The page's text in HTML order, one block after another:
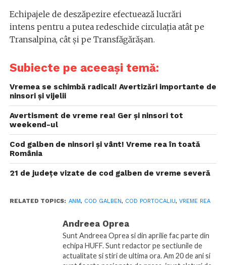
Echipajele de deszăpezire efectuează lucrări
intens pentru a putea redeschide circulația atât pe
Transalpina, cât și pe Transfăgărășan.
Subiecte pe aceeași temă:
Vremea se schimbă radical! Avertizări importante de
ninsori și vijelii
Avertisment de vreme rea! Ger și ninsori tot
weekend-ul
Cod galben de ninsori și vânt! Vreme rea în toată
România
21 de județe vizate de cod galben de vreme severă
RELATED TOPICS: ANM, COD GALBEN, COD PORTOCALIU, VREME REA
Andreea Oprea
Sunt Andreea Oprea si din aprilie fac parte din
echipa HUFF. Sunt redactor pe sectiunile de
actualitate si stiri de ultima ora. Am 20 de ani si